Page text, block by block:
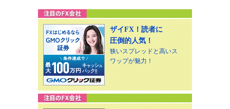
ザイFX！読者に
圧倒的人気！
狭いスプレッドと高いス
ワップが魅力！